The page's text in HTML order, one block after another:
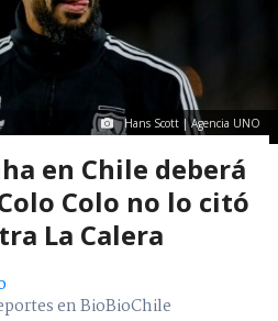
Hans Scott | Agencia UNO
en Chile deberá
Colo no lo citó
La Calera
en BioBioChile